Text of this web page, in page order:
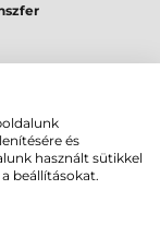
„MIKOR
és
használt sütikkel
beállításokat.